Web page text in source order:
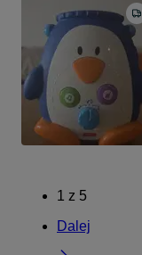
1 z 5
Dalej